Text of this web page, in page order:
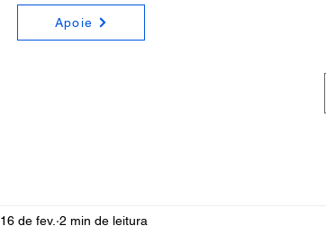
Apoie
16 de fev. 2 min de leitura